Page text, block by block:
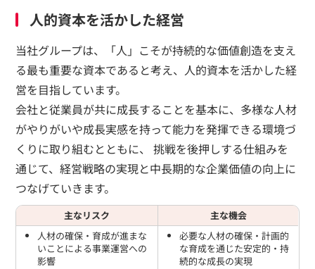
人的資本を活かした経営
当社グループは、「人」こそが持続的な価値創造を支え
る最も重要な資本であると考え、人的資本を活かした経
営を目指しています。
会社と従業員が共に成長することを基本に、多様な人材
がやりがいや成長実感を持って能力を発揮できる環境づ
くりに取り組むとともに、 挑戦を後押しする仕組みを
通じて、経営戦略の実現と中長期的な企業価値の向上に
つなげていきます。
主なリスク
主な機会
人材の確保・育成が進まな
いことによる事業運営への
影響
必要な人材の確保・計画的
な育成を通じた安定的・持
続的な成長の実現